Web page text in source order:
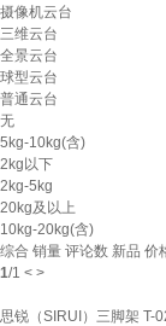
摄像机云台
三维云台
全景云台
球型云台
普通云台
无
5kg-10kg(含)
2kg以下
2kg-5kg
20kg及以上
10kg-20kg(含)
综合 销量 评论数 新品 价
1/1 < >
思锐（SIRUI）三脚架 T-